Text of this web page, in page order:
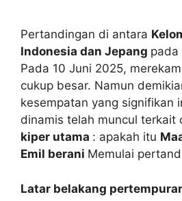
Pertandingan di antara
Indonesia dan Jepang pada
Pada 10 Juni 2025,
cukup besar. Namun
kesempatan yang signifikan
dinamis telah muncul terkait
kiper utama : apakah itu
Emil berani Memulai
Latar belakang